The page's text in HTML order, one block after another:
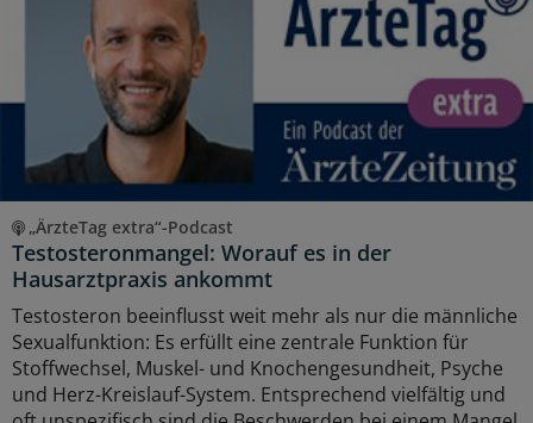
„ÄrzteTag extra“-Podcast
Testosteronmangel: Worauf es in der
Hausarztpraxis ankommt
Testosteron beeinflusst weit mehr als nur die männliche
Sexualfunktion: Es erfüllt eine zentrale Funktion für
Stoffwechsel, Muskel- und Knochengesundheit, Psyche
und Herz-Kreislauf-System. Entsprechend vielfältig und